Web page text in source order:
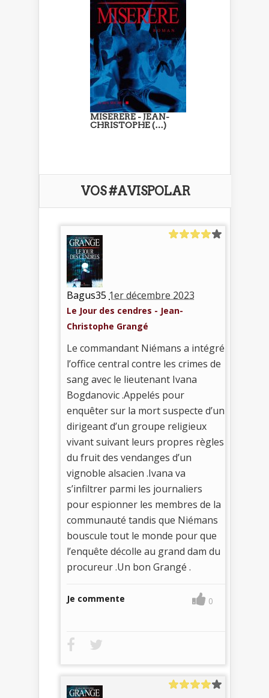
MISERERE - JEAN-
CHRISTOPHE (…)
VOS #AVISPOLAR
Bagus35 1er décembre 2023
Le Jour des cendres - Jean-
Christophe Grangé
Le commandant Niémans a intégré
l’office central contre les crimes de
sang avec le lieutenant Ivana
Bogdanovic .Appelés pour
enquêter sur la mort suspecte d’un
dirigeant d’un groupe religieux
vivant suivant leurs propres règles
du fruit des vendanges d’un
vignoble alsacien .Ivana va
s’infiltrer parmi les journaliers
pour espionner les membres de la
communauté tandis que Niémans
bouscule tout le monde pour que
l’enquête décolle au grand dam du
procureur .Un bon Grangé .
Je commente 0